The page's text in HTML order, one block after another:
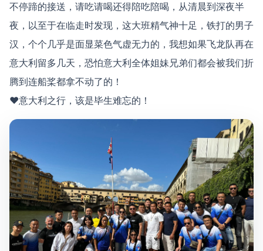
不停蹄的接送，请吃请喝还得陪吃陪喝，从清晨到深夜半
夜，以至于在临走时发现，这大班精气神十足，铁打的男子
汉，个个几乎是面显菜色气虚无力的，我想如果飞龙队再在
意大利留多几天，恐怕意大利全体姐妹兄弟们都会被我们折
腾到连船桨都拿不动了的！
♥意大利之行，该是毕生难忘的！